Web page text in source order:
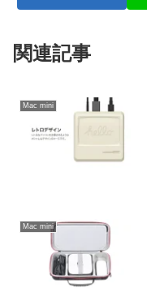
関連記事
Mac mini
Mac mini